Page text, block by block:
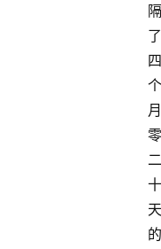
隔
了
四
个
月
零
二
十
天
的